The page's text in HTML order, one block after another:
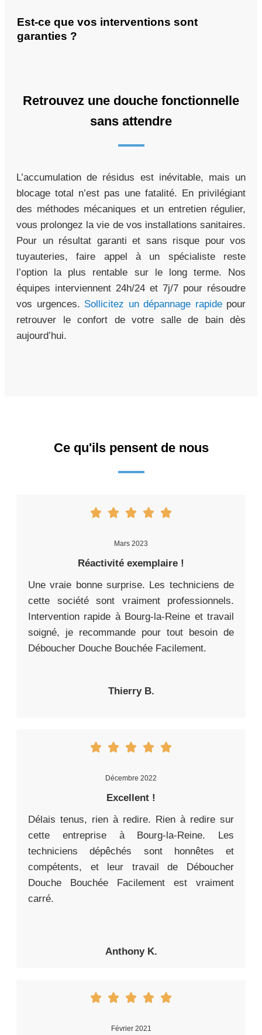
Est-ce que vos interventions sont
garanties ?
Retrouvez une douche fonctionnelle
sans attendre
L’accumulation de résidus est inévitable, mais un
blocage total n’est pas une fatalité. En privilégiant
des méthodes mécaniques et un entretien régulier,
vous prolongez la vie de vos installations sanitaires.
Pour un résultat garanti et sans risque pour vos
tuyauteries, faire appel à un spécialiste reste
l’option la plus rentable sur le long terme. Nos
équipes interviennent 24h/24 et 7j/7 pour résoudre
vos urgences. Sollicitez un dépannage rapidepour
retrouver le confort de votre salle de bain dès
aujourd’hui.
Ce qu'ils pensent de nous
Mars 2023
Réactivité exemplaire !
Une vraie bonne surprise. Les techniciens de
cette société sont vraiment professionnels.
Intervention rapide à Bourg-la-Reine et travail
soigné, je recommande pour tout besoin de
Déboucher Douche Bouchée Facilement.
Thierry B.
Décembre 2022
Excellent !
Délais tenus, rien à redire. Rien à redire sur
cette entreprise à Bourg-la-Reine. Les
techniciens dépêchés sont honnêtes et
compétents, et leur travail de Déboucher
Douche Bouchée Facilement est vraiment
carré.
Anthony K.
Février 2021